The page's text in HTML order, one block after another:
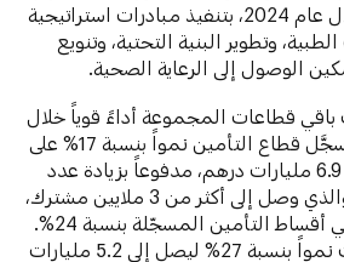
السريرية بشكل كبير خلال عام 2024، بتنفيذ مبادرات استراتيجية
وتطوير البنية التحتية، وتنويع
الوصول إلى الرعاية الصحية.
قطاعات المجموعة أداءً قوياً خلال
السنة المالية 2024. وسجَّل قطاع التأمين نمواً بنسبة 17% على
أساس سنوي ليصل إلى 6.9 مليارات درهم، مدفوعاً بزيادة عدد
المشتركين بنسبة 6% والذي وصل إلى أكثر من 3 ملايين مشترك،
إضافة إلى ارتفاع إجمالي أقساط التأمين المسجّلة بنسبة 24%.
وشهد قطاع المشتريات نمواً بنسبة 27% ليصل إلى 5.2 مليارات